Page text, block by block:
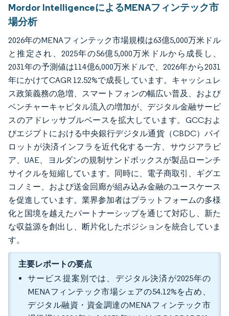
Mordor IntelligenceによるMENAフィンテック市
場分析
2026年のMENAフィンテック市場規模は63億5,000万米ドル
と推定され、2025年の56億5,000万米ドルから成長し、
2031年の予測値は114億6,000万米ドルで、2026年から2031
年にかけてCAGR 12.52%で成長しています。キャッシュレ
ス政策義務の急増、スマートフォンの幅広い普及、および
ベンチャーキャピタル流入の増加が、デジタル金融サービ
スのアドレッサブルベースを拡大しています。GCCおよ
びエジプトにおける中央銀行デジタル通貨（CBDC）パイ
ロットが決済インフラを近代化する一方、サウジアラビ
ア、UAE、ヨルダンの規制サンドボックスが製品ローンチ
サイクルを短縮しています。同時に、電子商取引、ギグエ
コノミー、および送金回廊が組み込み金融のユースケース
を促進しています。業界参加者はプラットフォームの多様
化と国境を越えたパートナーシップを通じて対応し、新た
な収益源を創出し、断片化したポジションを統合していま
す。
主要レポートの要点
サービス提案別では、デジタル決済が2025年の
MENAフィンテック市場シェアの54.12%を占め、
デジタル融資・資金調達のMENAフィンテック市